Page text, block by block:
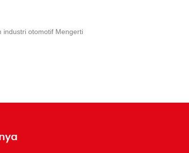
industri otomotif Mengerti